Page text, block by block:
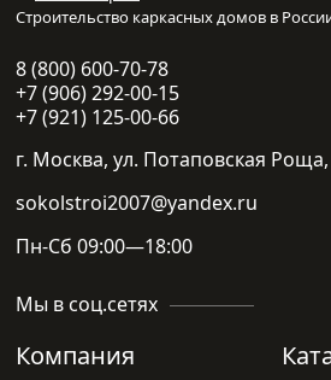
Строительство каркасных домов в
8 (800) 600-70-78
+7 (906) 292-00-15
+7 (921) 125-00-66
г. Москва, ул. Потаповская
sokolstroi2007@yandex.ru
Пн-Сб 09:00—18:00
Мы в соц.сетях
Компания